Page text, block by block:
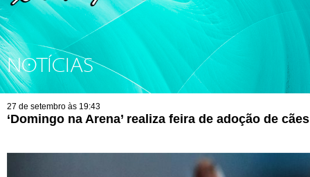
NOTÍCIAS
27 de setembro às 19:43
‘Domingo na Arena’ realiza feira de adoção de